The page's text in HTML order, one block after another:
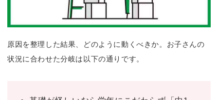
原因を整理した結果、どのように動くべきか。お子さんの
状況に合わせた分岐は以下の通りです。